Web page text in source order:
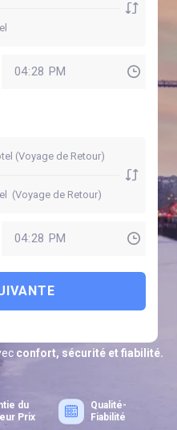
confort, sécurité et fiabilité.
du
Prix
Qualité-
Fiabilité